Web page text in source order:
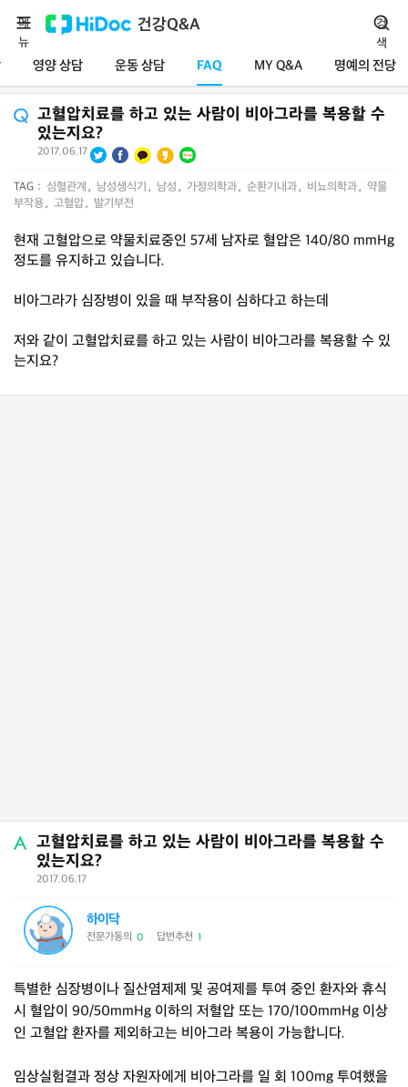
건강Q&A
영양 상담 운동 상담 FAQ MY Q&A 명예의 전당
메
뉴
검
색
고혈압치료를 하고 있는 사람이 비아그라를 복용할 수
있는지요?
2017.06.17
TAG : 심혈관계 , 남성생식기 , 남성, 가정의학과, 순환기내과, 비뇨의학과, 약물
부작용, 고혈압, 발기부전
현재 고혈압으로 약물치료중인 57세 남자로 혈압은 140/80 mmHg
정도를 유지하고 있습니다.
비아그라가 심장병이 있을 때 부작용이 심하다고 하는데
저와 같이 고혈압치료를 하고 있는 사람이 비아그라를 복용할 수 있
는지요?
고혈압치료를 하고 있는 사람이 비아그라를 복용할 수
있는지요?
2017.06.17
하이닥
전문가동의 0 답변추천 1
특별한 심장병이나 질산염제제 및 공여제를 투여 중인 환자와 휴식
시 혈압이 90/50mmHg 이하의 저혈압 또는 170/100mmHg 이상
인 고혈압 환자를 제외하고는 비아그라 복용이 가능합니다.
임상실험결과 정상 자원자에게 비아그라를 일 회 100mg 투여했을